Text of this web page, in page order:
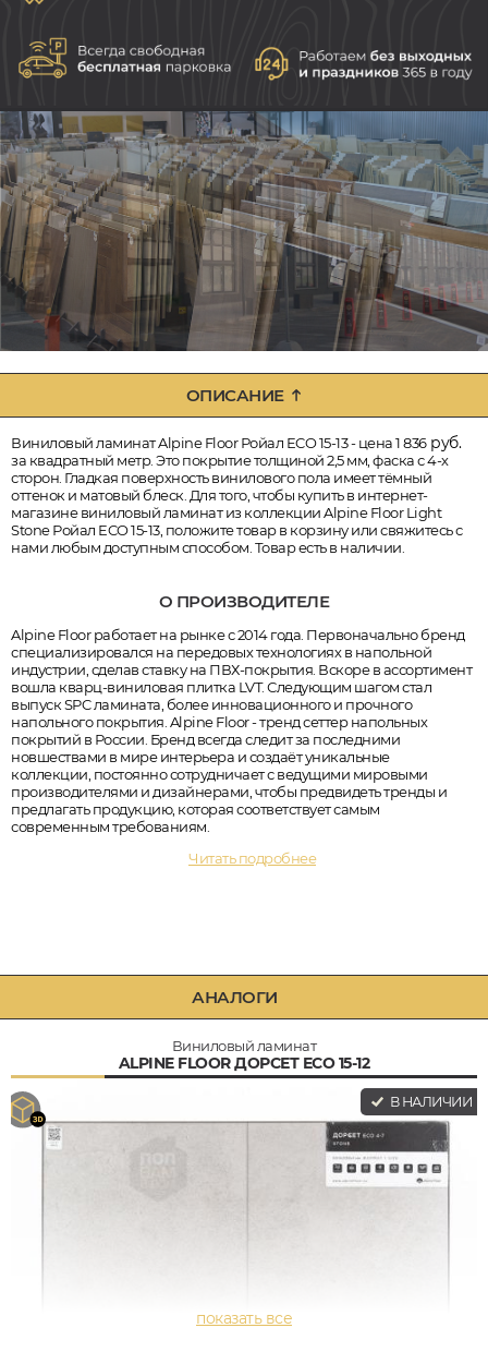
ОПИСАНИЕ
Виниловый ламинат Alpine Floor Ройал ECO 15-13 - цена 1 836руб.
за квадратный метр. Это покрытие толщиной 2,5 мм, фаска с 4-х
сторон. Гладкая поверхность винилового пола имеет тёмный
оттенок и матовый блеск. Для того, чтобы купить в интернет-
магазине виниловый ламинат из коллекции Alpine Floor Light
Stone Ройал ECO 15-13, положите товар в корзину или свяжитесь с
нами любым доступным способом. Товар есть в наличии.
О ПРОИЗВОДИТЕЛЕ
Alpine Floor работает на рынке с 2014 года. Первоначально бренд
специализировался на передовых технологиях в напольной
индустрии, сделав ставку на ПВХ-покрытия. Вскоре в ассортимент
вошла кварц-виниловая плитка LVT. Следующим шагом стал
выпуск SPC ламината, более инновационного и прочного
напольного покрытия. Alpine Floor - тренд сеттер напольных
покрытий в России. Бренд всегда следит за последними
новшествами в мире интерьера и создаёт уникальные
коллекции, постоянно сотрудничает с ведущими мировыми
производителями и дизайнерами, чтобы предвидеть тренды и
предлагать продукцию, которая соответствует самым
современным требованиям.
Читать подробнее
АНАЛОГИ
Виниловый ламинат
ALPINE FLOOR ДОРСЕТ ECO 15-12
В НАЛИЧИИ